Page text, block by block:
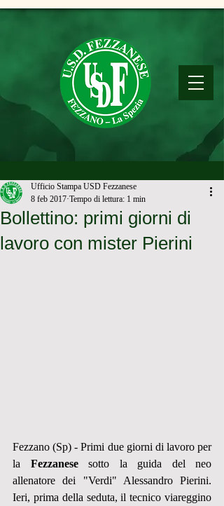
Bollettino: primi giorni di
lavoro con mister Pierini
Ufficio Stampa USD Fezzanese
8 feb 2017 Tempo di lettura: 1 min
Fezzano (Sp) - Primi due giorni di lavoro per
la Fezzanese sotto la guida del neo
allenatore dei "Verdi" Alessandro Pierini.
Ieri, prima della seduta, il tecnico viareggino